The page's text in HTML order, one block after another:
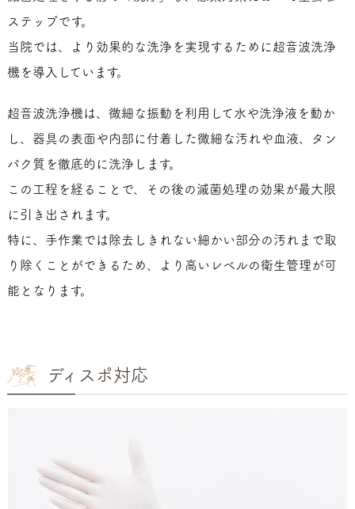
ステップです。
当院では、より効果的な洗浄を実現するために超音波洗浄
機を導入しています。
超音波洗浄機は、微細な振動を利用して水や洗浄液を動か
し、器具の表面や内部に付着した微細な汚れや血液、タン
パク質を徹底的に洗浄します。
この工程を経ることで、その後の滅菌処理の効果が最大限
に引き出されます。
特に、手作業では除去しきれない細かい部分の汚れまで取
り除くことができるため、より高いレベルの衛生管理が可
能となります。
ディスポ対応